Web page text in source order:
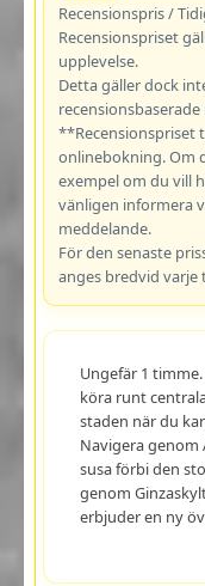
Recensionspris /
Recensionspriset
upplevelse.
Detta gäller dock
**Recensionspriset
onlinebokning. Om
exempel om du vill
vänligen informera
meddelande.
För den senaste
anges bredvid varje
Ungefär 1
köra runt
staden när du
Navigera genom
susa förbi den
genom
erbjuder en ny